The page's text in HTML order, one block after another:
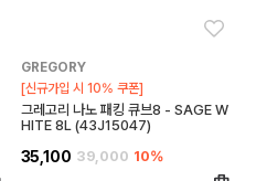
GREGORY
[신규가입 시 10% 쿠폰]
그레고리 나노 패킹 큐브8 - SAGE W
HITE 8L (43J15047)
35,100 39,000 10%